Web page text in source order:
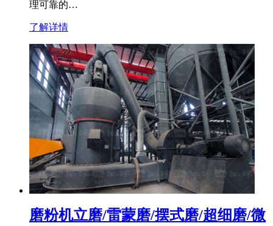
理可靠的…
了解详情
磨粉机立磨/雷蒙磨/摆式磨/超细磨/微